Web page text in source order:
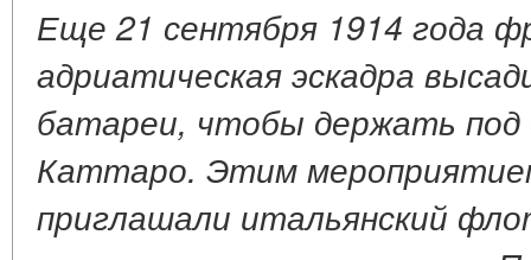
Еще 21 сентября 1914 года
адриатическая эскадра
батареи, чтобы держать под
Каттаро. Этим
приглашали итальянский